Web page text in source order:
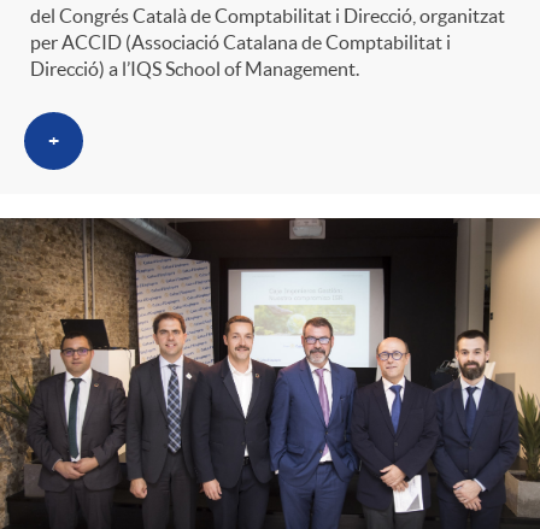
del Congrés Català de Comptabilitat i Direcció, organitzat
per ACCID (Associació Catalana de Comptabilitat i
Direcció) a l’IQS School of Management.
+